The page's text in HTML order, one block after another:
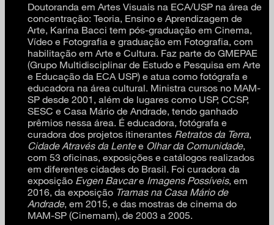
Doutoranda em Artes Visuais na ECA/USP na área de
concentração: Teoria, Ensino e Aprendizagem de
Arte, Karina Bacci tem pós-graduação em Cinema,
Vídeo e Fotografia e graduação em Fotografia, com
habilitação em Arte e Cultura. Faz parte do GMEPAE
(Grupo Multidisciplinar de Estudo e Pesquisa em Arte
e Educação da ECA USP) e atua como fotógrafa e
educadora na área cultural. Ministra cursos no MAM-
SP desde 2001, além de lugares como USP, CCSP,
SESC e Casa Mário de Andrade, tendo ganhado
prêmios nessa área. É educadora, fotógrafa e
curadora dos projetos itinerantes Retratos da Terra,
Cidade Através da Lentee Olhar da Comunidade,
com 53 oficinas, exposições e catálogos realizados
em diferentes cidades do Brasil. Foi curadora da
exposição Evgen Bavcare Imagens Possíveis, em
2016, da exposição Tramas na Casa Mário de
Andrade, em 2015, e das mostras de cinema do
MAM-SP (Cinemam), de 2003 a 2005.